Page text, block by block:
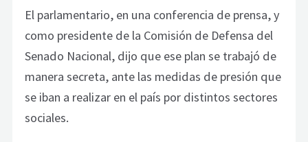
El parlamentario, en una conferencia de prensa, y
como presidente de la Comisión de Defensa del
Senado Nacional, dijo que ese plan se trabajó de
manera secreta, ante las medidas de presión que
se iban a realizar en el país por distintos sectores
sociales.